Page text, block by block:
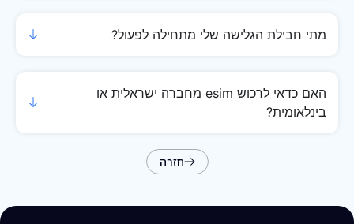
מתי חבילת הגלישה שלי מתחילה לפעול?
האם כדאי לרכוש esim מחברה ישראלית או
בינלאומית?
חזרה